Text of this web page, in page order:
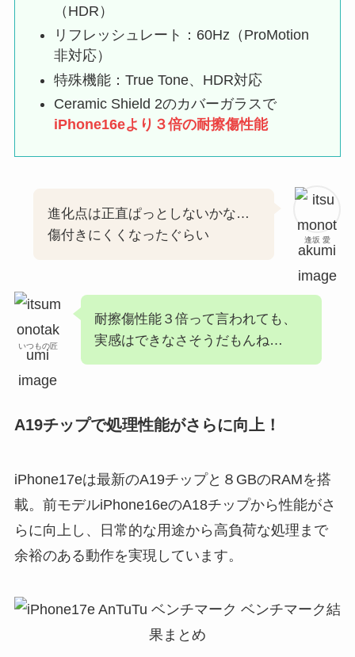
（HDR）
リフレッシュレート：60Hz（ProMotion
非対応）
特殊機能：True Tone、HDR対応
Ceramic Shield 2のカバーガラスで
iPhone16eより３倍の耐擦傷性能
逢坂 愛
進化点は正直ぱっとしないかな…
傷付きにくくなったぐらい
いつもの匠
耐擦傷性能３倍って言われても、
実感はできなさそうだもんね…
A19チップで処理性能がさらに向上！
iPhone17eは最新のA19チップと８GBのRAMを搭
載。前モデルiPhone16eのA18チップから性能がさ
らに向上し、日常的な用途から高負荷な処理まで
余裕のある動作を実現しています。